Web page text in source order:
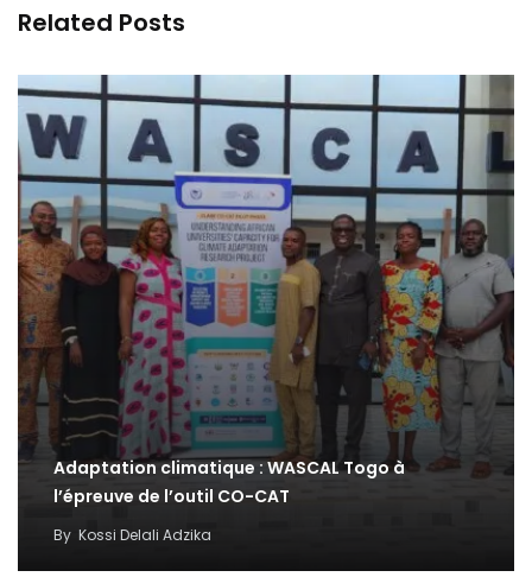
Related Posts
Adaptation climatique : WASCAL Togo à
l’épreuve de l’outil CO-CAT
By Kossi Delali Adzika